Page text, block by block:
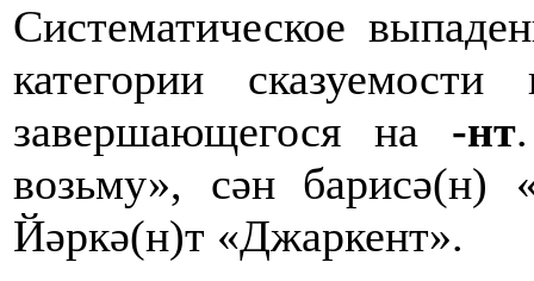
Систематическое
категории
завершающегося на -нт
возьму», сән барисә(н)
Йәркә(н)т «Джаркент».